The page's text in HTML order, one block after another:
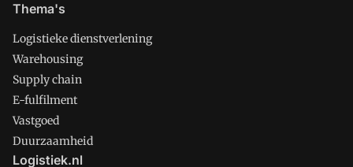
Thema's
Logistieke dienstverlening
Warehousing
Supply chain
E-fulfilment
Vastgoed
Duurzaamheid
Logistiek.nl